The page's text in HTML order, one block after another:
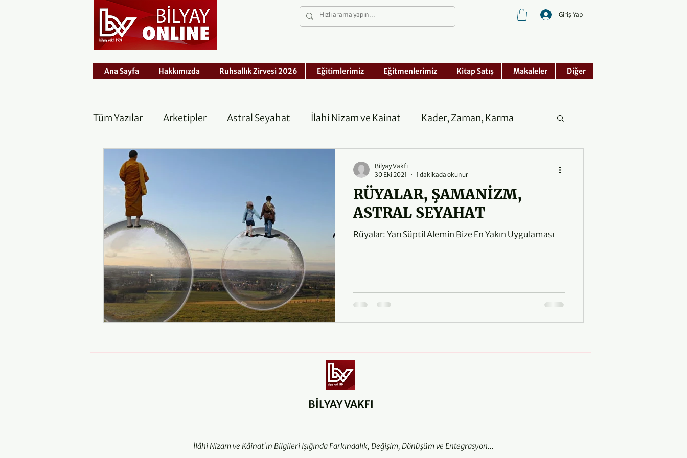
Giriş Yap
Ana Sayfa Hakkımızda Ruhsallık Zirvesi 2026 Eğitimlerimiz Eğitmenlerimiz Kitap Satış Makaleler Diğer
Tüm Yazılar Arketipler Astral Seyahat İlahi Nizam ve Kainat Kader, Zaman, Karma
Rüyalar
RÜYALAR, ŞAMANİZM,
ASTRAL SEYAHAT
Rüyalar: Yarı Süptil Alemin Bize En Yakın Uygulaması
Bilyay Vakfı
30 Eki 2021
1 dakikada okunur
BİLYAY VAKFI
İlâhi Nizam ve Kâinat'ın Bilgileri Işığında Farkındalık, Değişim, Dönüşüm ve Entegrasyon...